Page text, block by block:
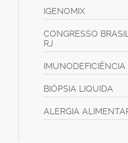
IGENOMIX
CONGRESSO
RJ
BIÓPSIA LIQUIDA
ALERGIA